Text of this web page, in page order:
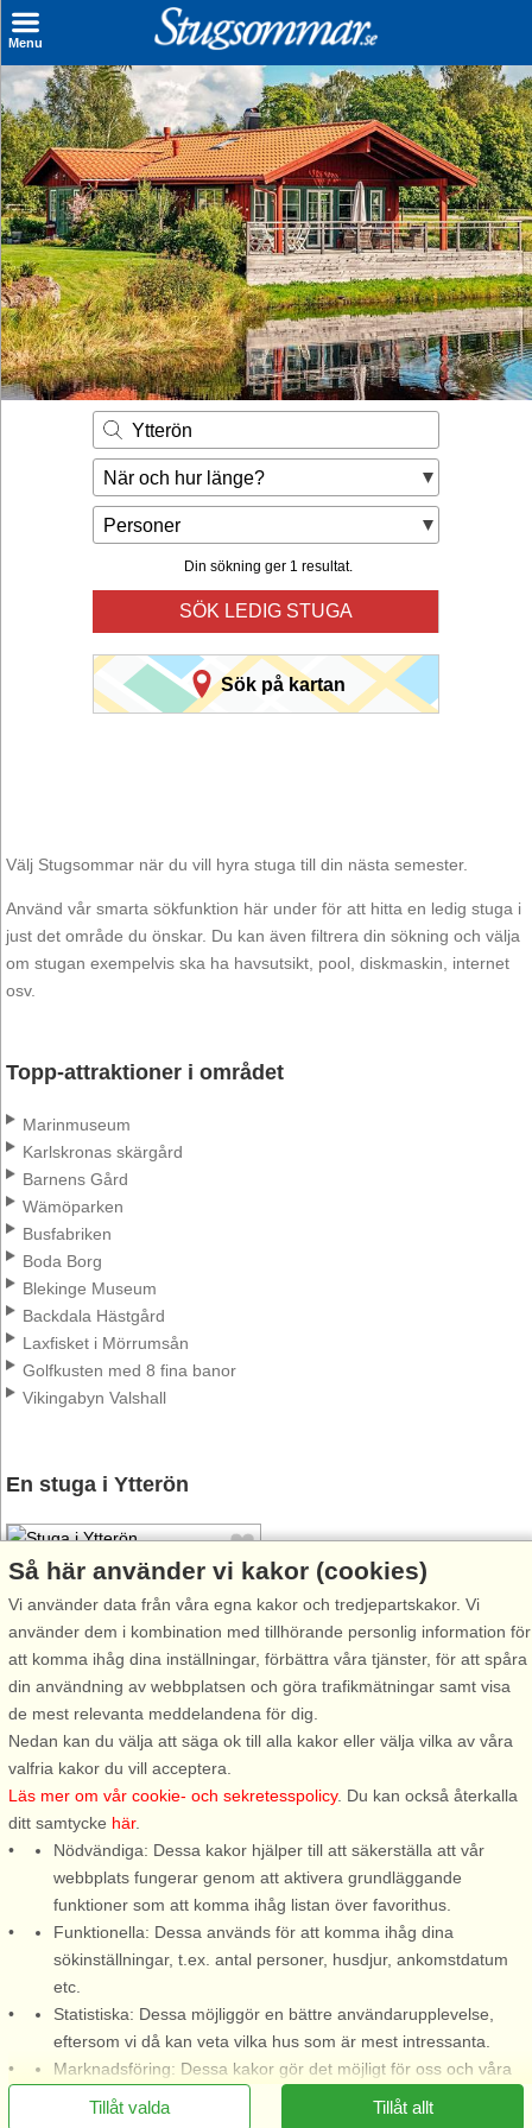
Menu
Sök stuga
Sista Minuten
Genvägar
Inspiration
Kontakt
Husägare
Se hur mycket du kan tjäna
Räkna ut din
hyresintäkt
Ytterön
När och hur länge?
Personer
Din sökning ger 1 resultat.
SÖK LEDIG STUGA
Sök på kartan
Välj Stugsommar när du vill hyra stuga till din nästa semester.
Använd vår smarta sökfunktion här under för att hitta en ledig stuga i
just det område du önskar. Du kan även filtrera din sökning och välja
om stugan exempelvis ska ha havsutsikt, pool, diskmaskin, internet
osv.
Topp-attraktioner i området
Marinmuseum
Karlskronas skärgård
Barnens Gård
Wämöparken
Busfabriken
Boda Borg
Blekinge Museum
Backdala Hästgård
Laxfisket i Mörrumsån
Golfkusten med 8 fina banor
Vikingabyn Valshall
En stuga i Ytterön
Stugnr: 55034
9 personer, 50 m²
350 m till sjö/hav:.
Till denna vackra skärgårdsö
tar man sig med gratis linfärja
som går en gång i kvarten från
tidig morgon till sen kväll alla
dagar. Boendet på Ytterön ger
dig lugn och avkoppling med
hav och klippor i ...
från 9.389 SEK
Så här använder vi kakor (cookies)
Vi använder data från våra egna kakor och tredjepartskakor. Vi
använder dem i kombination med tillhörande personlig information för
att komma ihåg dina inställningar, förbättra våra tjänster, för att spåra
din användning av webbplatsen och göra trafikmätningar samt visa
de mest relevanta meddelandena för dig.
Nedan kan du välja att säga ok till alla kakor eller välja vilka av våra
valfria kakor du vill acceptera.
Läs mer om vår cookie- och sekretesspolicy. Du kan också återkalla
ditt samtycke här.
Nödvändiga: Dessa kakor hjälper till att säkerställa att vår
webbplats fungerar genom att aktivera grundläggande
funktioner som att komma ihåg listan över favorithus.
Funktionella: Dessa används för att komma ihåg dina
sökinställningar, t.ex. antal personer, husdjur, ankomstdatum
etc.
Statistiska: Dessa möjliggör en bättre användarupplevelse,
eftersom vi då kan veta vilka hus som är mest intressanta.
Marknadsföring: Dessa kakor gör det möjligt för oss och våra
partners att leverera det mest relevanta innehållet till dig.
Tillåt allt
Tillåt valda